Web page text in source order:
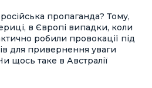
пропаганда? Тому,
в Європі випадки, коли
робили провокації під
для привернення уваги
щось таке в Австралії